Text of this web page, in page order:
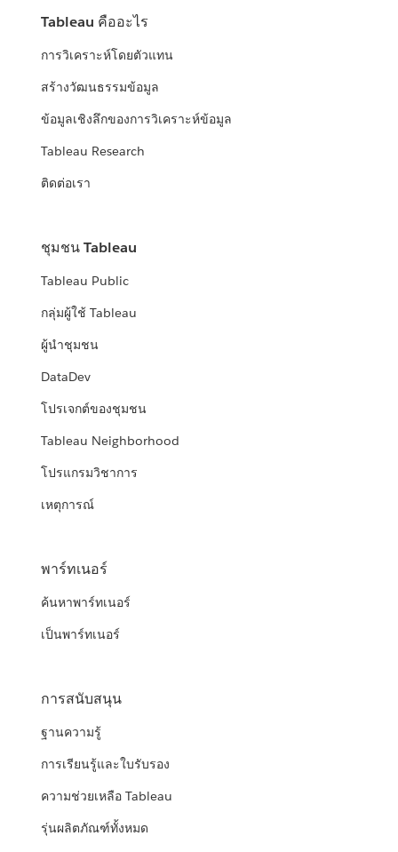
Tableau คืออะไร
การวิเคราะห์โดยตัวแทน
สร้างวัฒนธรรมข้อมูล
ข้อมูลเชิงลึกของการวิเคราะห์ข้อมูล
Tableau Research
ติดต่อเรา
ชุมชน Tableau
Tableau Public
กลุ่มผู้ใช้ Tableau
ผู้นำชุมชน
DataDev
โปรเจกต์ของชุมชน
Tableau Neighborhood
โปรแกรมวิชาการ
เหตุการณ์
พาร์ทเนอร์
ค้นหาพาร์ทเนอร์
เป็นพาร์ทเนอร์
การสนับสนุน
ฐานความรู้
การเรียนรู้และใบรับรอง
ความช่วยเหลือ Tableau
รุ่นผลิตภัณฑ์ทั้งหมด